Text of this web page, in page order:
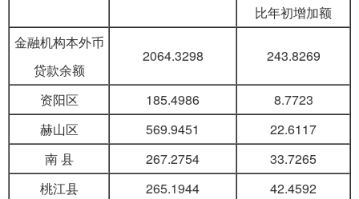
比年初增加额
金融机构本外币
贷款余额
2064.3298 243.8269
资阳区 185.4986
8.7723
赫山区
569.9451
22.6117
南 县
267.2754
33.7265
桃江县
265.1944
42.4592